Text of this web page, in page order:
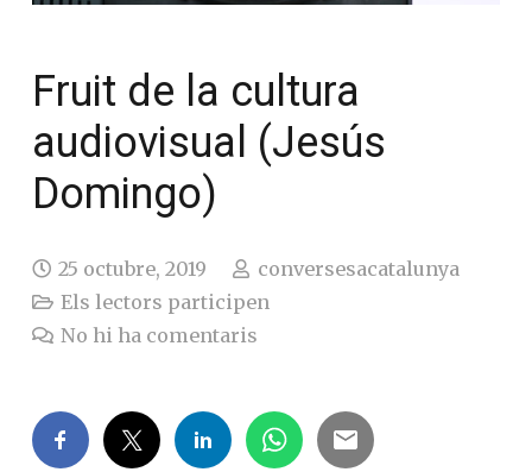
Fruit de la cultura
audiovisual (Jesús
Domingo)
25 octubre, 2019
conversesacatalunya
Els lectors participen
No hi ha comentaris